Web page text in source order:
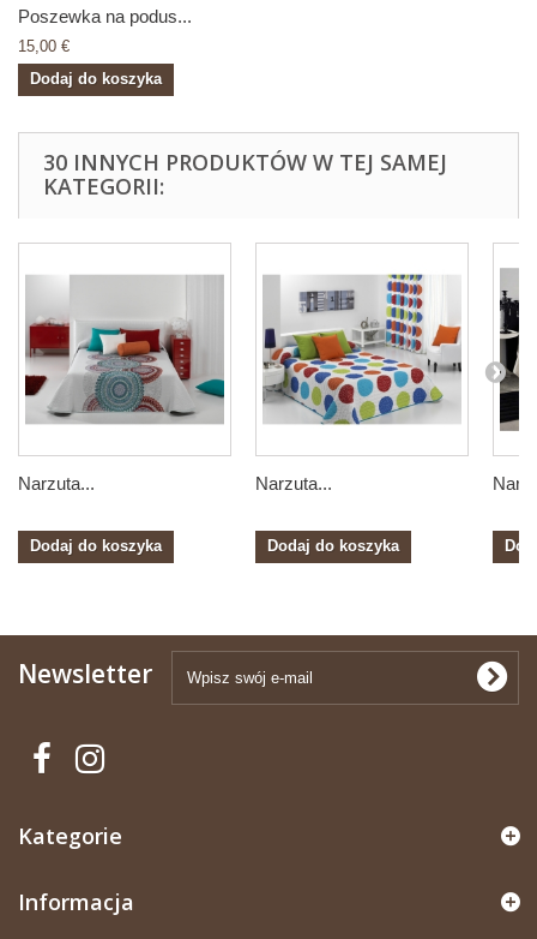
Poszewka na podus...
15,00 €
Dodaj do koszyka
30 INNYCH PRODUKTÓW W TEJ SAMEJ
KATEGORII:
Narzuta...
Dodaj do koszyka
Narzuta...
Dodaj do koszyka
Newsletter
Kategorie
Informacja